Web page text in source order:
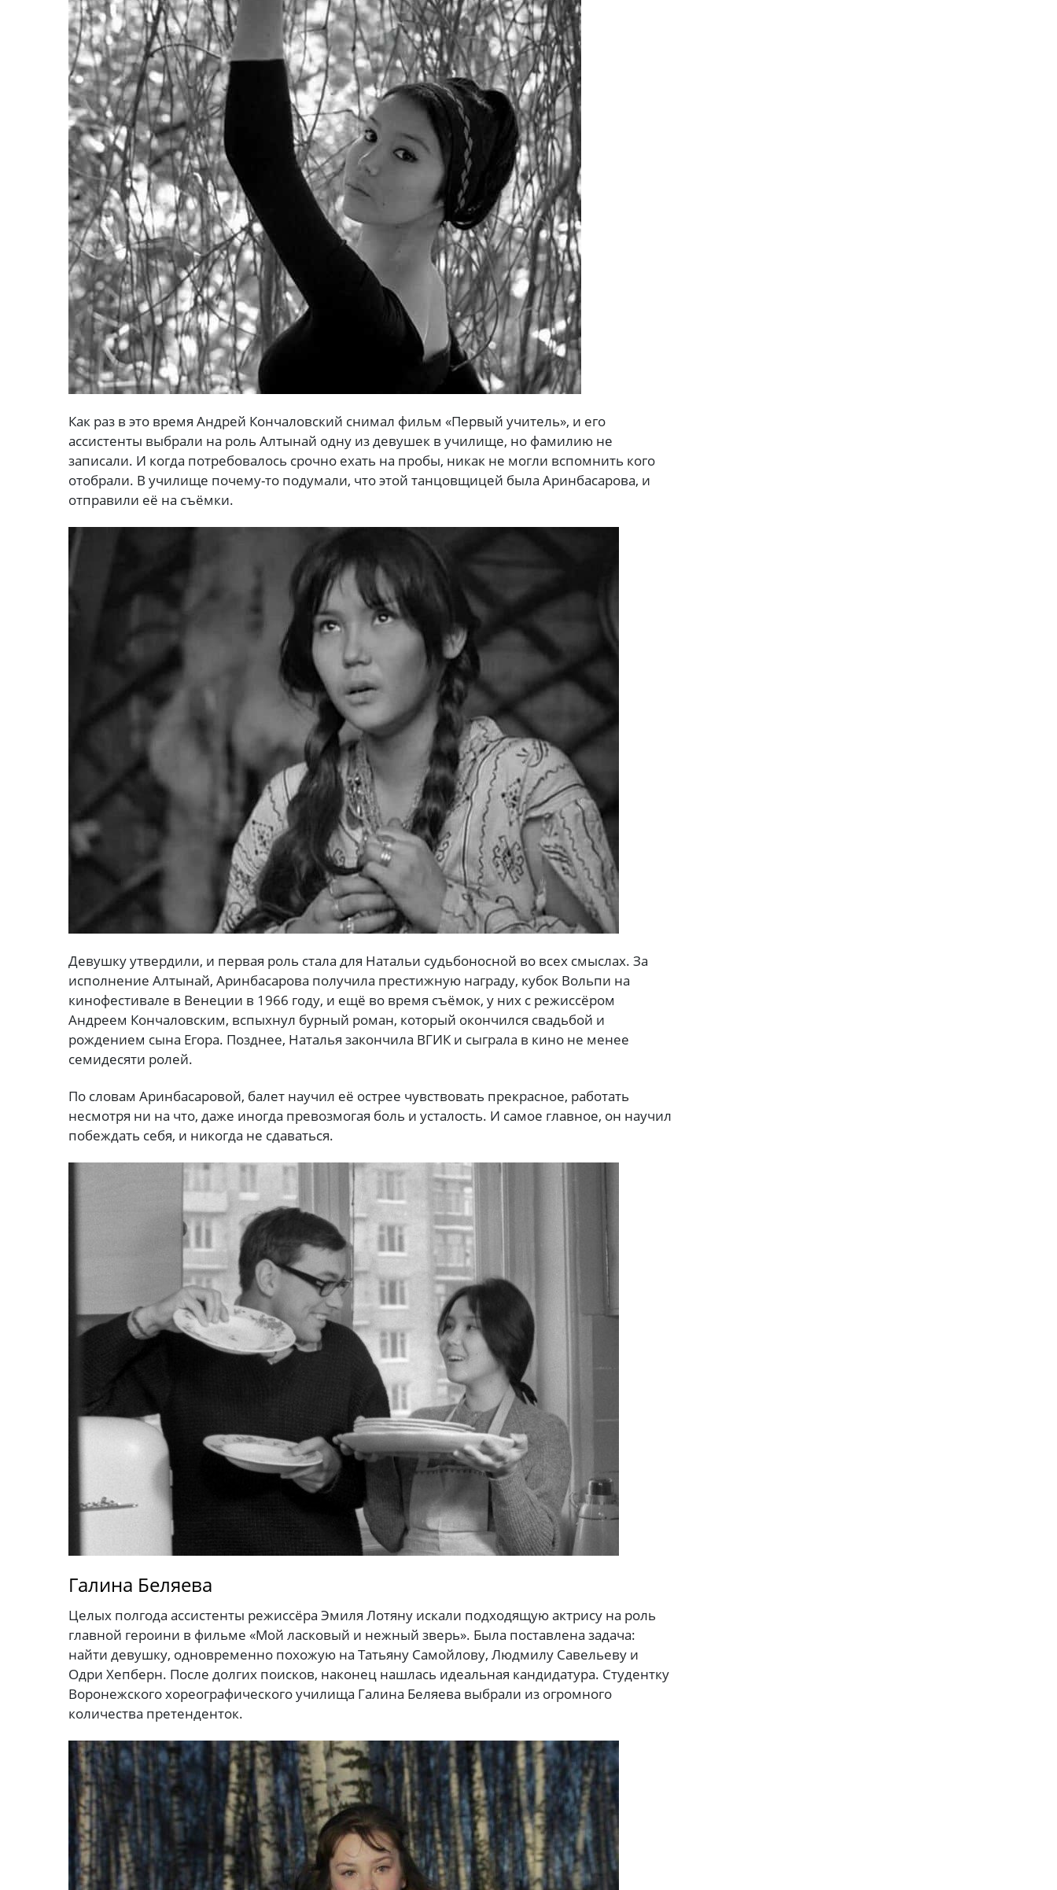
Как раз в это время Андрей Кончаловский снимал фильм «Первый учитель», и его
ассистенты выбрали на роль Алтынай одну из девушек в училище, но фамилию не
записали. И когда потребовалось срочно ехать на пробы, никак не могли вспомнить кого
отобрали. В училище почему-то подумали, что этой танцовщицей была Аринбасарова, и
отправили её на съёмки.
Девушку утвердили, и первая роль стала для Натальи судьбоносной во всех смыслах. За
исполнение Алтынай, Аринбасарова получила престижную награду, кубок Вольпи на
кинофестивале в Венеции в 1966 году, и ещё во время съёмок, у них с режиссёром
Андреем Кончаловским, вспыхнул бурный роман, который окончился свадьбой и
рождением сына Егора. Позднее, Наталья закончила ВГИК и сыграла в кино не менее
семидесяти ролей.
По словам Аринбасаровой, балет научил её острее чувствовать прекрасное, работать
несмотря ни на что, даже иногда превозмогая боль и усталость. И самое главное, он научил
побеждать себя, и никогда не сдаваться.
Галина Беляева
Целых полгода ассистенты режиссёра Эмиля Лотяну искали подходящую актрису на роль
главной героини в фильме «Мой ласковый и нежный зверь». Была поставлена задача:
найти девушку, одновременно похожую на Татьяну Самойлову, Людмилу Савельеву и
Одри Хепберн. После долгих поисков, наконец нашлась идеальная кандидатура. Студентку
Воронежского хореографического училища Галина Беляева выбрали из огромного
количества претенденток.